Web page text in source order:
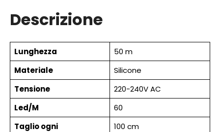
Descrizione
Lunghezza
50 m
Materiale
Silicone
Tensione
220-240V AC
Led/M
60
Taglio ogni
100 cm